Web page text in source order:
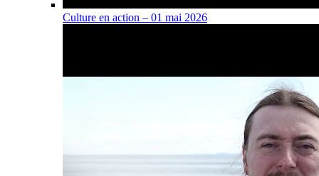
Culture en action – 01 mai 2026